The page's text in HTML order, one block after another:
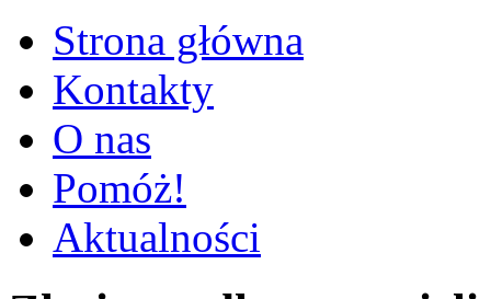
Strona główna
Kontakty
O nas
Pomóż!
Aktualności